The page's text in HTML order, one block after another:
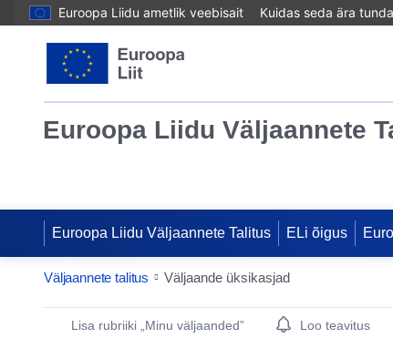
Euroopa Liidu ametlik veebisait Kuidas seda ära
Euroopa Liidu Väljaannete
Euroopa Liidu Väljaannete Talitus ELi õigus
Väljaannete talitus Väljaande üksikasjad
Publication Detail Actions Portlet
Lisa rubriiki „Minu väljaanded” Loo teavitus